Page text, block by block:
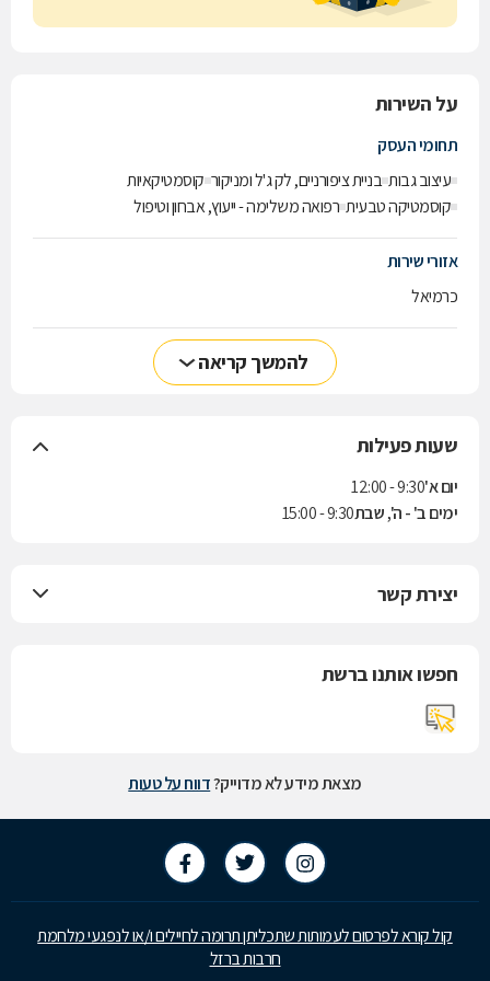
כשתבקרו בקליניקה שלנו, תקבלו חווית טיפוח ייחודית ומותאמת אישית
על השירות
תחומי העסק
עיצוב גבות בניית ציפורניים, לק ג'ל ומניקור קוסמטיקאיות
קוסמטיקה טבעית רפואה משלימה - ייעוץ, אבחון וטיפול
אזורי שירות
כרמיאל
להמשך קריאה
שעות פעילות
יום א'9:30 - 12:00
ימים ב' - ה', שבת9:30 - 15:00
יצירת קשר
חפשו אותנו ברשת
מצאת מידע לא מדוייק?דווח על טעות
קול קורא לפרסום לעמותות שתכליתן תרומה לחיילים ו/או לנפגעי מלחמת
חרבות ברזל